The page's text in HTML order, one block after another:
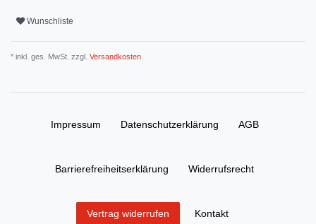
Wunschliste
* inkl. ges. MwSt. zzgl. Versandkosten
Impressum Daten­schutz­erklärung AGB
Barrierefreiheitserklärung Widerrufs­recht
Vertrag widerrufen Kontakt